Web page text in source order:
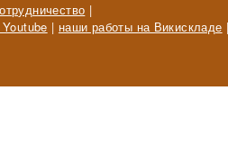
|
| наши работы на Викискладе |